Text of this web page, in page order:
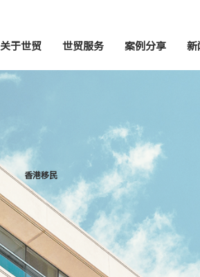
关于世贸 世贸服务 案例分享 新
香港移民